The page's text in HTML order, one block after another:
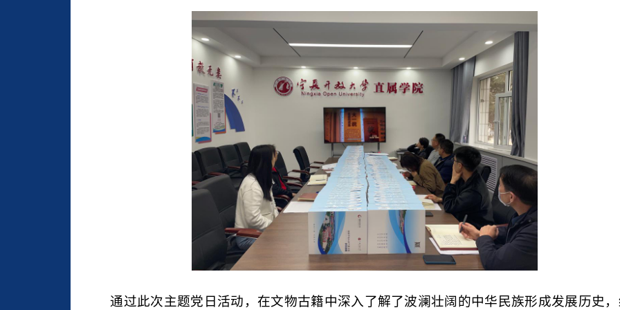
通过此次主题党日活动，在文物古籍中深入了解了波澜壮阔的中华民族形成发展历史